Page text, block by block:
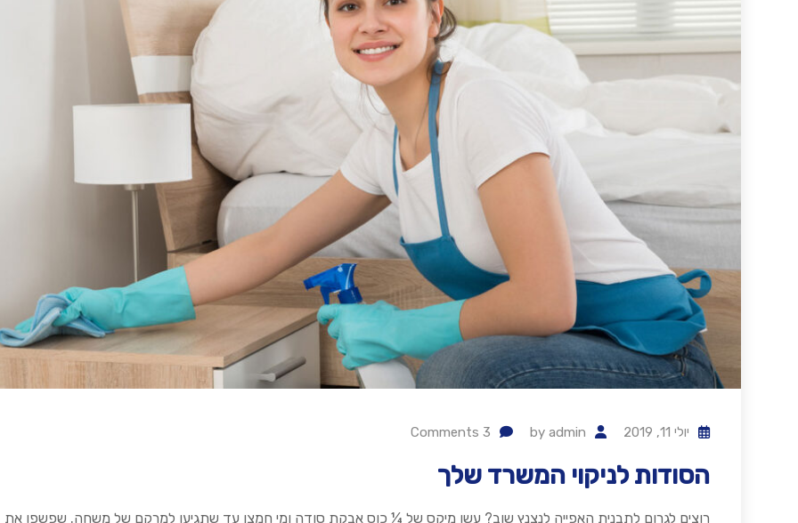
יולי 11, 2019 by admin
3
הסודות לניקוי המשרד שלך
רוצים לגרום לתבנית האפייה לנצנץ שוב? עשו מיקס של ¼ כוס אבקת סודה ומי חמצן עד שתגיעו למרקם של משחה. שפשפו את